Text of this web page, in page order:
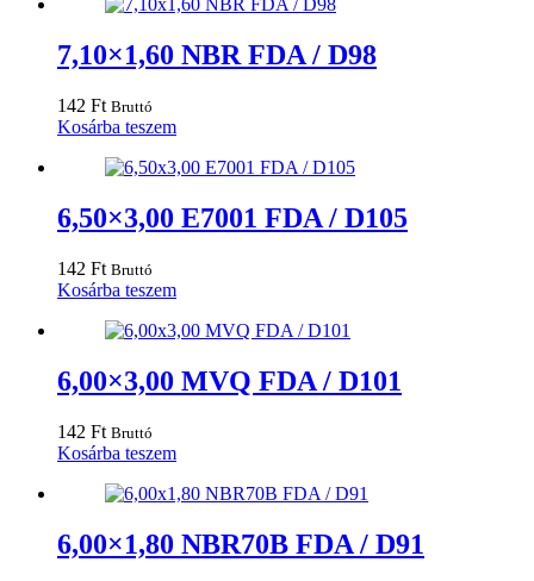
7,10×1,60 NBR FDA / D98
142 Ft Bruttó
Kosárba teszem
6,50×3,00 E7001 FDA / D105
142 Ft Bruttó
Kosárba teszem
6,00×3,00 MVQ FDA / D101
142 Ft Bruttó
Kosárba teszem
6,00×1,80 NBR70B FDA / D91